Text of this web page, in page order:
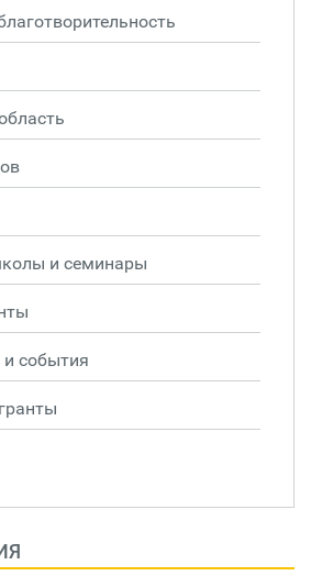
и семинары
события